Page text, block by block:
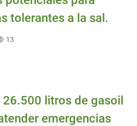
tolerantes a la sal.
13
litros de gasoil
emergencias